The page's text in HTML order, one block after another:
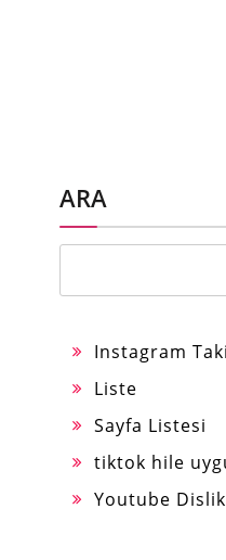
ARA
Instagram
Liste
Sayfa Listesi
tiktok hile
Youtube